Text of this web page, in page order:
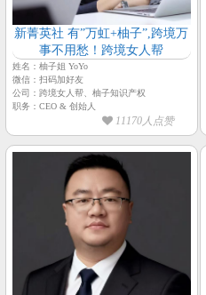
新菁英社 有”万虹+柚子”,跨境万
事不用愁！跨境女人帮
姓名：柚子姐 YoYo
微信：扫码加好友
公司：跨境女人帮、柚子知识产权
职务：CEO & 创始人
11170人点赞